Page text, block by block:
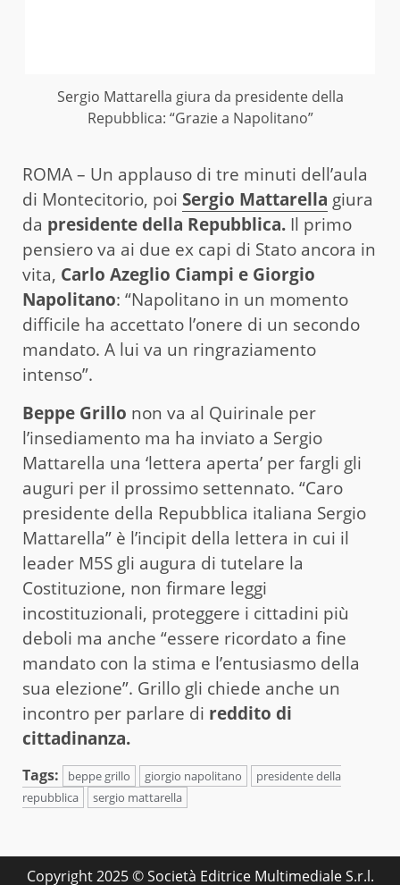
Sergio Mattarella giura da presidente della
Repubblica: “Grazie a Napolitano”
ROMA – Un applauso di tre minuti dell’aula
di Montecitorio, poi Sergio Mattarella giura
da presidente della Repubblica. Il primo
pensiero va ai due ex capi di Stato ancora in
vita, Carlo Azeglio Ciampi e Giorgio
Napolitano: “Napolitano in un momento
difficile ha accettato l’onere di un secondo
mandato. A lui va un ringraziamento
intenso”.
Beppe Grillo non va al Quirinale per
l’insediamento ma ha inviato a Sergio
Mattarella una ‘lettera aperta’ per fargli gli
auguri per il prossimo settennato. “Caro
presidente della Repubblica italiana Sergio
Mattarella” è l’incipit della lettera in cui il
leader M5S gli augura di tutelare la
Costituzione, non firmare leggi
incostituzionali, proteggere i cittadini più
deboli ma anche “essere ricordato a fine
mandato con la stima e l’entusiasmo della
sua elezione”. Grillo gli chiede anche un
incontro per parlare di reddito di
cittadinanza.
Tags: beppe grillo giorgio napolitano
presidente della
repubblica
sergio mattarella
Copyright 2025 © Società Editrice Multimediale S.r.l.